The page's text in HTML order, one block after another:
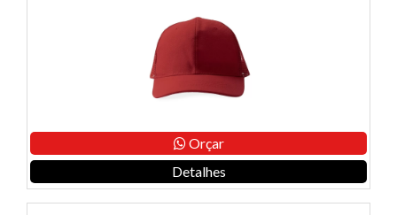
Orçar
Detalhes